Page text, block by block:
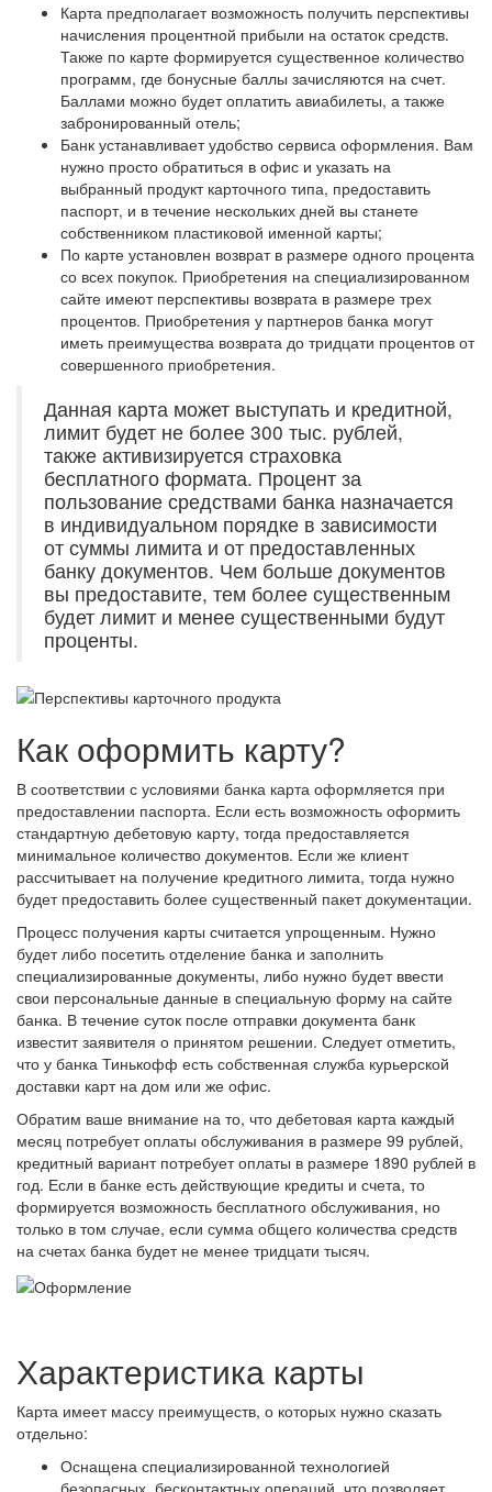
Карта предполагает возможность получить перспективы
начисления процентной прибыли на остаток средств.
Также по карте формируется существенное количество
программ, где бонусные баллы зачисляются на счет.
Баллами можно будет оплатить авиабилеты, а также
забронированный отель;
Банк устанавливает удобство сервиса оформления. Вам
нужно просто обратиться в офис и указать на
выбранный продукт карточного типа, предоставить
паспорт, и в течение нескольких дней вы станете
собственником пластиковой именной карты;
По карте установлен возврат в размере одного процента
со всех покупок. Приобретения на специализированном
сайте имеют перспективы возврата в размере трех
процентов. Приобретения у партнеров банка могут
иметь преимущества возврата до тридцати процентов от
совершенного приобретения.
Данная карта может выступать и кредитной,
лимит будет не более 300 тыс. рублей,
также активизируется страховка
бесплатного формата. Процент за
пользование средствами банка назначается
в индивидуальном порядке в зависимости
от суммы лимита и от предоставленных
банку документов. Чем больше документов
вы предоставите, тем более существенным
будет лимит и менее существенными будут
проценты.
Как оформить карту?
В соответствии с условиями банка карта оформляется при
предоставлении паспорта. Если есть возможность оформить
стандартную дебетовую карту, тогда предоставляется
минимальное количество документов. Если же клиент
рассчитывает на получение кредитного лимита, тогда нужно
будет предоставить более существенный пакет документации.
Процесс получения карты считается упрощенным. Нужно
будет либо посетить отделение банка и заполнить
специализированные документы, либо нужно будет ввести
свои персональные данные в специальную форму на сайте
банка. В течение суток после отправки документа банк
известит заявителя о принятом решении. Следует отметить,
что у банка Тинькофф есть собственная служба курьерской
доставки карт на дом или же офис.
Обратим ваше внимание на то, что дебетовая карта каждый
месяц потребует оплаты обслуживания в размере 99 рублей,
кредитный вариант потребует оплаты в размере 1890 рублей в
год. Если в банке есть действующие кредиты и счета, то
формируется возможность бесплатного обслуживания, но
только в том случае, если сумма общего количества средств
на счетах банка будет не менее тридцати тысяч.
Характеристика карты
Карта имеет массу преимуществ, о которых нужно сказать
отдельно:
Оснащена специализированной технологией
безопасных, бесконтактных операций, что позволяет